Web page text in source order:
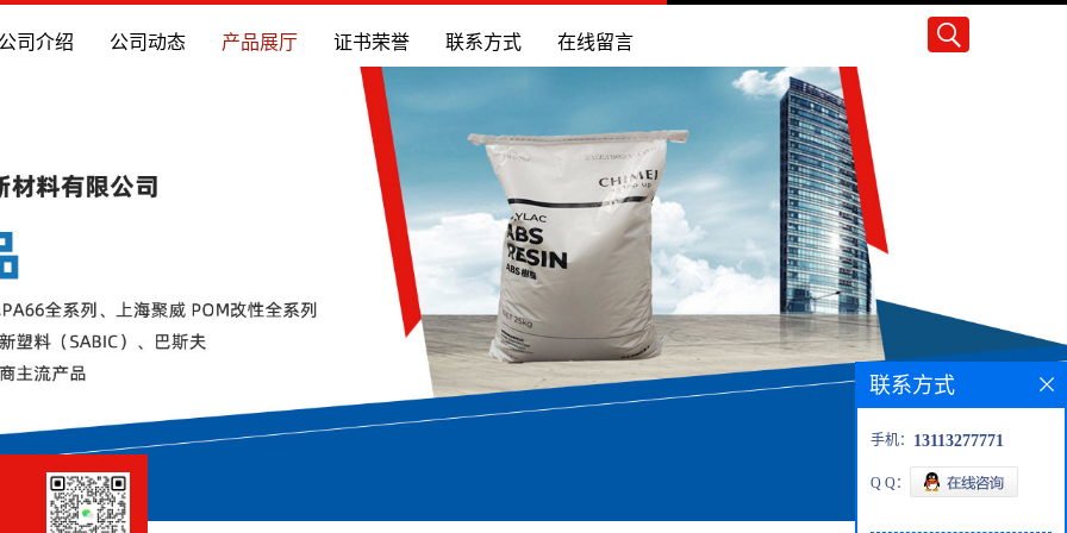
司介绍 公司动态 产品展厅 证书荣誉 联系方式 在线留言
联系方式
手机： 13113277771
Q Q：